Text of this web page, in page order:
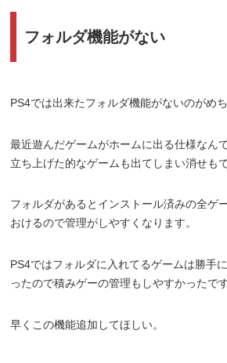
フォルダ機能がない
PS4では出来たフォルダ機能がないのがめ
最近遊んだゲームがホームに出る仕様なん
立ち上げた的なゲームも出てしまい消せも
フォルダがあるとインストール済みの全ゲ
おけるので管理がしやすくなります。
PS4ではフォルダに入れてるゲームは勝手
ったので積みゲーの管理もしやすかったです
早くこの機能追加してほしい。